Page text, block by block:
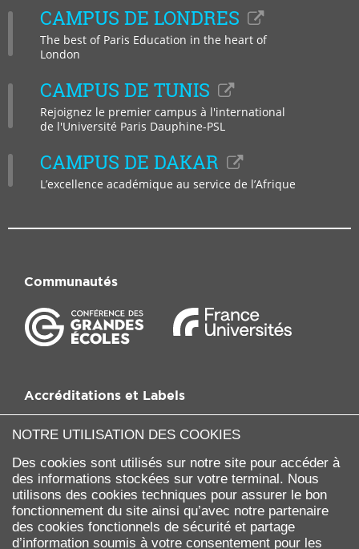
NOTRE UTILISATION DES COOKIES
Des cookies sont utilisés sur notre site pour accéder à
des informations stockées sur votre terminal. Nous
utilisons des cookies techniques pour assurer le bon
fonctionnement du site ainsi qu’avec notre partenaire
des cookies fonctionnels de sécurité et partage
d’information soumis à votre consentement pour les
CAMPUS DE LONDRES
The best of Paris Education in the heart of
London
CAMPUS DE TUNIS
Rejoignez le premier campus à l'international
de l'Université Paris Dauphine-PSL
CAMPUS DE DAKAR
L’excellence académique au service de l’Afrique
Communautés
Accréditations et Labels